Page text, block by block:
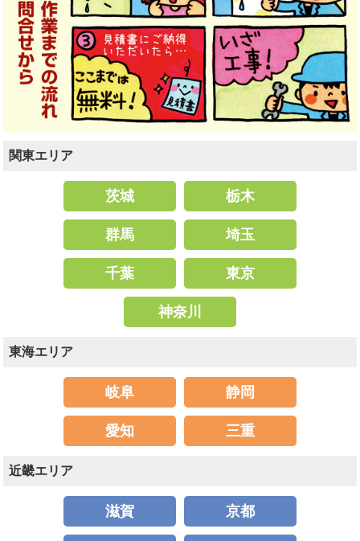
関東エリア
茨城 栃木
群馬 埼玉
千葉 東京
神奈川
東海エリア
岐阜 静岡
愛知 三重
近畿エリア
滋賀 京都